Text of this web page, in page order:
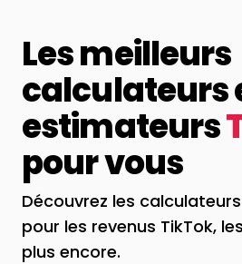
Les meilleurs
calculateurs
estimateurs
pour vous
Découvrez les
pour les revenus TikTok,
plus encore.